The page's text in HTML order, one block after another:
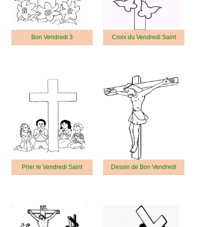
Bon Vendredi 3 Croix du Vendredi Saint
Prier le Vendredi Saint Dessin de Bon Vendredi